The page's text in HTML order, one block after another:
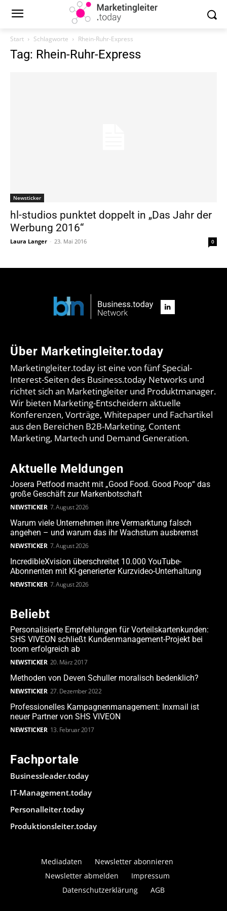
Start Schlagworte Rhein-Ruhr-Express
Tag: Rhein-Ruhr-Express
Newsticker
hl-studios punktet doppelt in „Das Jahr der
Werbung 2016“
Laura Langer - 23. Mai 2016 0
Über Marketingleiter.today
Marketingleiter.today ist eine von fünf Special-
Interest-Seiten des Business.today Networks und
richtet sich an Marketingleiter und Produktmanager.
Wir bieten Marketing-Entscheidern aktuelle
Konferenzen, Vorträge, Whitepaper und Fachartikel
aus den Bereichen B2B-Marketing, Content
Marketing, Martech und Demand Generation.
Aktuelle Meldungen
Josera Petfood macht mit „Good Food. Good Poop“ das
große Geschäft zur Markenbotschaft
NEWSTICKER 7. August 2026
Warum viele Unternehmen ihre Vermarktung falsch
angehen – und warum das ihr Wachstum ausbremst
NEWSTICKER 7. August 2026
IncredibleXvision überschreitet 10.000 YouTube-
Abonnenten mit KI-generierter Kurzvideo-Unterhaltung
NEWSTICKER 7. August 2026
Beliebt
Personalisierte Empfehlungen für Vorteilskartenkunden:
SHS VIVEON schließt Kundenmanagement-Projekt bei
toom erfolgreich ab
NEWSTICKER 20. März 2017
Methoden von Deven Schuller moralisch bedenklich?
NEWSTICKER 27. Dezember 2022
Professionelles Kampagnenmanagement: Inxmail ist
neuer Partner von SHS VIVEON
NEWSTICKER 13. Februar 2017
Fachportale
Businessleader.today
IT-Management.today
Personalleiter.today
Produktionsleiter.today
Mediadaten
Newsletter abonnieren
Newsletter abmelden
Impressum
Datenschutzerklärung
AGB